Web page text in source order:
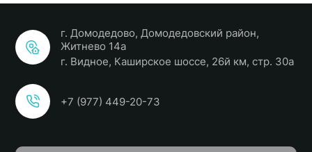
г. Домодедово, Домодедовский район,
Житнево 14а
г. Видное, Каширское шоссе, 26й км, стр. 30а
+7 (977) 449-20-73